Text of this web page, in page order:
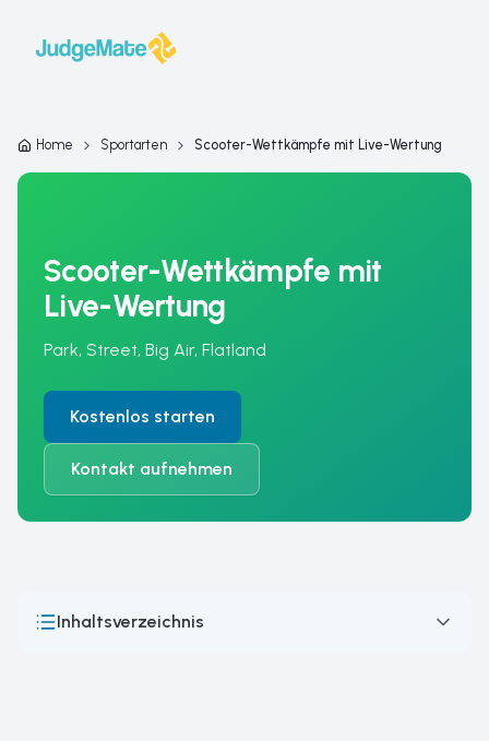
Home Sportarten Scooter-Wettkämpfe mit Live-Wertung
Scooter-Wettkämpfe mit
Live-Wertung
Park, Street, Big Air, Flatland
Kostenlos starten
Kontakt aufnehmen
Inhaltsverzeichnis